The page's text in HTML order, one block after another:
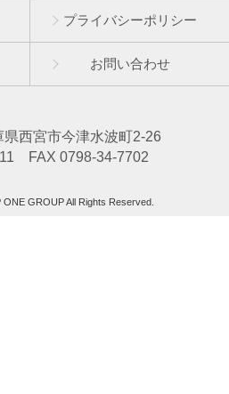
プライバシーポリシー
県西宮市今津水波町2-26
FAX 0798-34-7702
お問い合わせ
GROUP All Rights Reserved.